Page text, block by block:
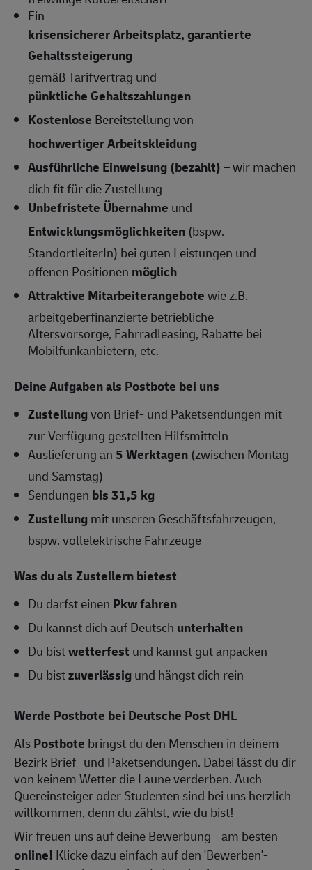
Ein
krisensicherer Arbeitsplatz, garantierte
Gehaltssteigerung
gemäß Tarifvertrag und
pünktliche Gehaltszahlungen
Kostenlose Bereitstellung von
hochwertiger Arbeitskleidung
Ausführliche Einweisung (bezahlt)– wir machen
dich fit für die Zustellung
Unbefristete Übernahme und
Entwicklungsmöglichkeiten (bspw.
StandortleiterIn) bei guten Leistungen und
offenen Positionen möglich
Attraktive Mitarbeiterangebotewie z.B.
arbeitgeberfinanzierte betriebliche
Altersvorsorge, Fahrradleasing, Rabatte bei
Mobilfunkanbietern, etc.
Deine Aufgaben als Postbote bei uns
Zustellungvon Brief- und Paketsendungen mit
zur Verfügung gestellten Hilfsmitteln
Auslieferung an5 Werktagen (zwischen Montag
und Samstag)
Sendungen bis 31,5 kg
Zustellungmit unseren Geschäftsfahrzeugen,
bspw. vollelektrische Fahrzeuge
Was du als Zustellern bietest
Du darfst einen Pkw fahren
Du kannst dich auf Deutsch unterhalten
Du bistwetterfest und kannst gut anpacken
Du bistzuverlässigund hängst dich rein
Werde Postbote bei Deutsche Post DHL
AlsPostbote bringst du den Menschen in deinem
Bezirk Brief- und Paketsendungen. Dabei lässt du dir
von keinem Wetter die Laune verderben. Auch
Quereinsteiger oder Studenten sind bei uns herzlich
willkommen, denn du zählst, wie du bist!
Wir freuen uns auf deine Bewerbung - am besten
online! Klicke dazu einfach auf den 'Bewerben'-